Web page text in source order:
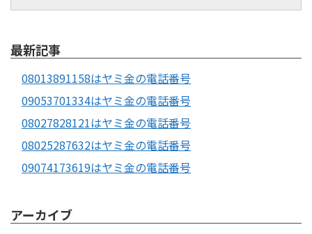
最新記事
08013891158はヤミ金の電話番号
09053701334はヤミ金の電話番号
08027828121はヤミ金の電話番号
08025287632はヤミ金の電話番号
09074173619はヤミ金の電話番号
アーカイブ